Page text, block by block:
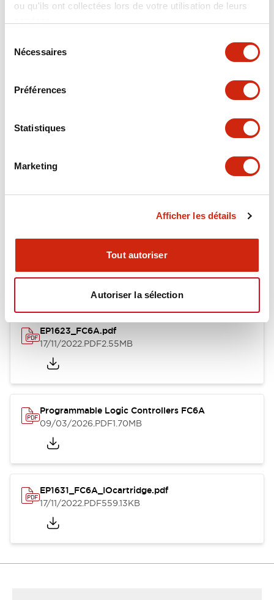
ou qu'ils ont collectées lors de votre utilisation de leurs
Nécessaires
Préférences
Statistiques
Marketing
Afficher les détails
Tout autoriser
Autoriser la sélection
Hardware Specifications
Mechanical Specifications
Operation Specifications
Specifications
Documents et fichiers
Catalogues Et Brochures Fiche Technique Manuels
EP1623_FC6A.pdf
17/11/2022.PDF2.55MB
Programmable Logic Controllers FC6A
09/03/2026.PDF1.70MB
EP1631_FC6A_IOcartridge.pdf
17/11/2022.PDF559.13KB